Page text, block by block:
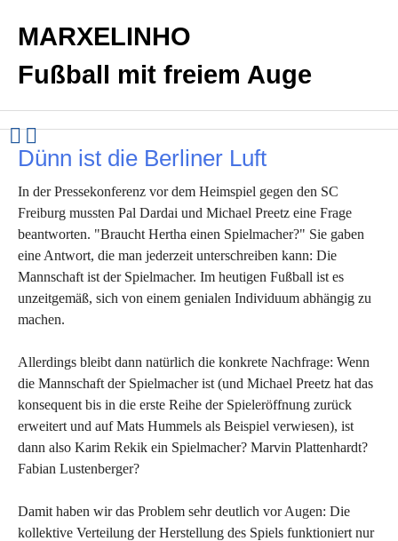
MARXELINHO
Fußball mit freiem Auge
Dünn ist die Berliner Luft
In der Pressekonferenz vor dem Heimspiel gegen den SC
Freiburg mussten Pal Dardai und Michael Preetz eine Frage
beantworten. "Braucht Hertha einen Spielmacher?" Sie gaben
eine Antwort, die man jederzeit unterschreiben kann: Die
Mannschaft ist der Spielmacher. Im heutigen Fußball ist es
unzeitgemäß, sich von einem genialen Individuum abhängig zu
machen.
Allerdings bleibt dann natürlich die konkrete Nachfrage: Wenn
die Mannschaft der Spielmacher ist (und Michael Preetz hat das
konsequent bis in die erste Reihe der Spieleröffnung zurück
erweitert und auf Mats Hummels als Beispiel verwiesen), ist
dann also Karim Rekik ein Spielmacher? Marvin Plattenhardt?
Fabian Lustenberger?
Damit haben wir das Problem sehr deutlich vor Augen: Die
kollektive Verteilung der Herstellung des Spiels funktioniert nur